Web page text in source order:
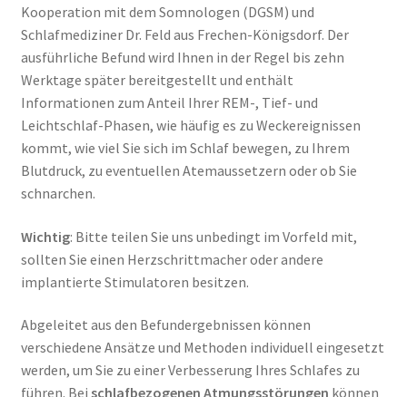
Kooperation mit dem Somnologen (DGSM) und
Schlafmediziner Dr. Feld aus Frechen-Königsdorf. Der
ausführliche Befund wird Ihnen in der Regel bis zehn
Werktage später bereitgestellt und enthält
Informationen zum Anteil Ihrer REM-, Tief- und
Leichtschlaf-Phasen, wie häufig es zu Weckereignissen
kommt, wie viel Sie sich im Schlaf bewegen, zu Ihrem
Blutdruck, zu eventuellen Atemaussetzern oder ob Sie
schnarchen.
Wichtig: Bitte teilen Sie uns unbedingt im Vorfeld mit,
sollten Sie einen Herzschrittmacher oder andere
implantierte Stimulatoren besitzen.
Abgeleitet aus den Befundergebnissen können
verschiedene Ansätze und Methoden individuell eingesetzt
werden, um Sie zu einer Verbesserung Ihres Schlafes zu
führen. Bei schlafbezogenen Atmungsstörungen können